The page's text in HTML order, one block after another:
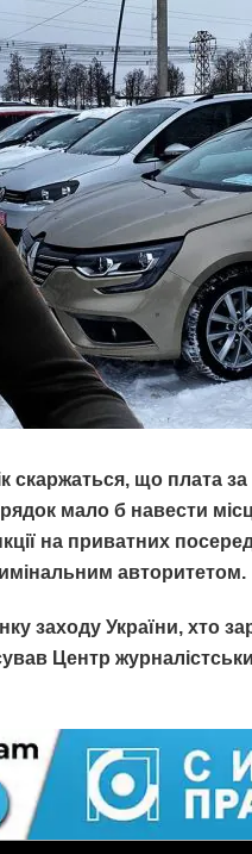
скаржаться, що плата за
мало б навести
на приватних
авторитетом.
заходу України, хто
Центр